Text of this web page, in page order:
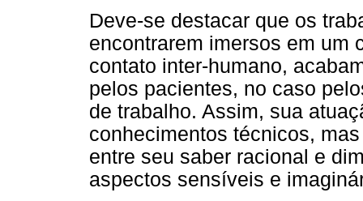
Deve-se destacar que os
encontrarem imersos em um
contato inter-humano,
pelos pacientes, no caso
de trabalho. Assim, sua
conhecimentos técnicos,
entre seu saber racional e
aspectos sensíveis e